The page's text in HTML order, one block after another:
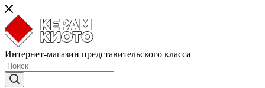
Интернет-магазин представительского класса